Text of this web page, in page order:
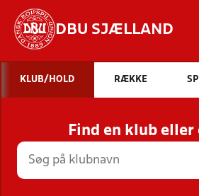
DBU SJÆLLAND
STILLINGER, RESULTATER,
HOLD
KLUB/HOLD RÆKKE
Find en klub eller